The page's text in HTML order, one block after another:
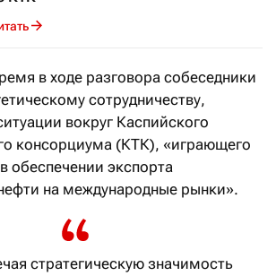
в ходе разговора собеседники
сотрудничеству,
вокруг Каспийского
консорциума (КТК), «играющего
обеспечении экспорта
на международные рынки».
стратегическую значимость